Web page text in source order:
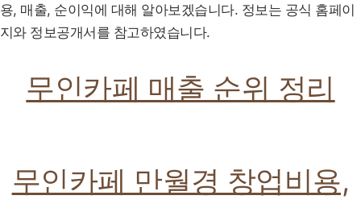
용, 매출, 순이익에 대해 알아보겠습니다. 정보는 공식 홈페이
지와 정보공개서를 참고하였습니다.
무인카페 매출 순위 정리
무인카페 만월경 창업비용,